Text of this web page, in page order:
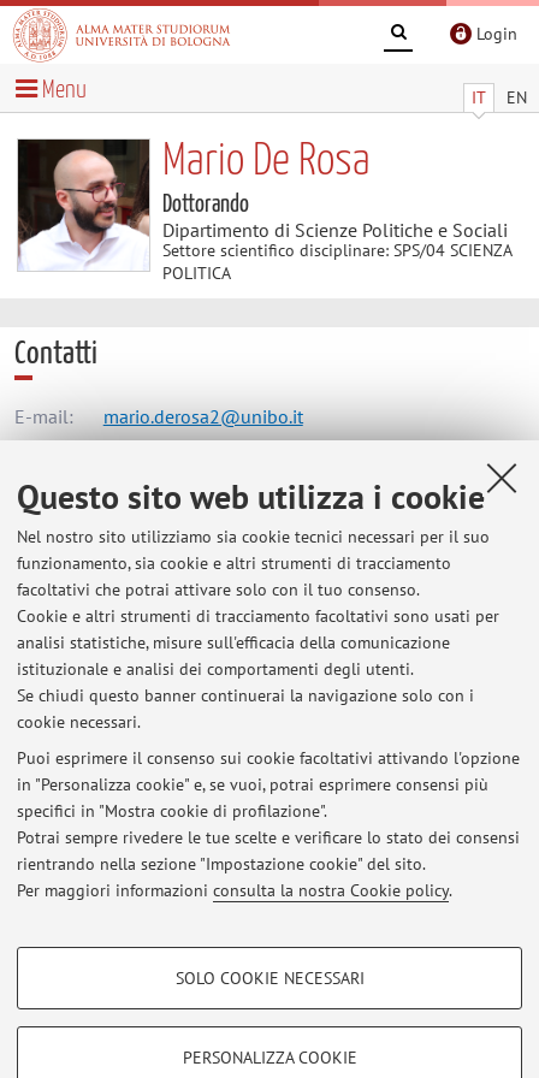
Questo sito web utilizza i cookie
Nel nostro sito utilizziamo sia cookie tecnici necessari per il suo
funzionamento, sia cookie e altri strumenti di tracciamento
facoltativi che potrai attivare solo con il tuo consenso.
Cookie e altri strumenti di tracciamento facoltativi sono usati per
analisi statistiche, misure sull'efficacia della comunicazione
istituzionale e analisi dei comportamenti degli utenti.
Se chiudi questo banner continuerai la navigazione solo con i
cookie necessari.
Puoi esprimere il consenso sui cookie facoltativi attivando l'opzione
in "Personalizza cookie" e, se vuoi, potrai esprimere consensi più
specifici in "Mostra cookie di profilazione".
Potrai sempre rivedere le tue scelte e verificare lo stato dei consensi
rientrando nella sezione "Impostazione cookie" del sito.
Per maggiori informazioni consulta la nostra Cookie policy.
COOKIE DI PROFILAZIONE - FACOLTATIVI
SOLO COOKIE NECESSARI
PERSONALIZZA COOKIE
Login
IT EN
Menu
Mario De Rosa
Dottorando
Dipartimento di Scienze Politiche e Sociali
Settore scientifico disciplinare: SPS/04 SCIENZA
POLITICA
Contatti
E-mail: mario.derosa2@unibo.it
Dipartimento di Scienze Politiche e Sociali
Strada Maggiore 45, Bologna - Vai alla mappa
Risorse in rete
ORCID
Ultimi avvisi
Al momento non sono presenti avvisi.
Area riservata
Accedi tramiteloginper gestire tutti i contenuti del sito.